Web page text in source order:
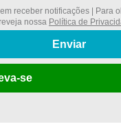
receber notificações | Para
nossa Política de
Enviar
se